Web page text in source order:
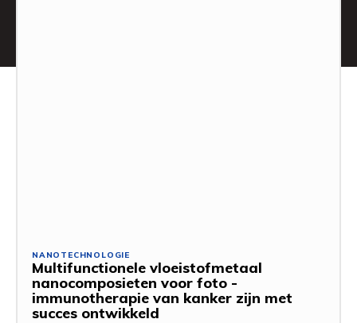
NANOTECHNOLOGIE
Multifunctionele vloeistofmetaal
nanocomposieten voor foto -
immunotherapie van kanker zijn met
succes ontwikkeld